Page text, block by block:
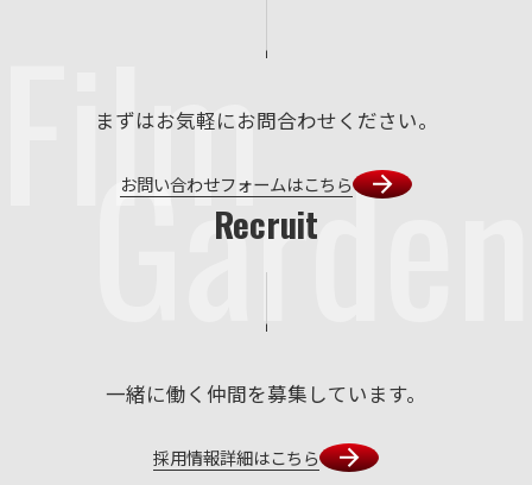
Film
Garden
まずはお気軽にお問合わせください。
お問い合わせフォームはこちら
Recruit
一緒に働く仲間を募集しています。
採用情報詳細はこちら